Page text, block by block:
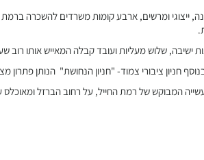
ייצוגי ומרשים, ארבע קומות משרדים להשכרה
ישיבה, שלוש מעליות ועובד קבלה המאייש אותו רוב
חניון ציבורי צמוד- "חניון הנחושת" הנותן פתרון
התעשייה המבוקש של רמת החייל, על רחוב הברזל